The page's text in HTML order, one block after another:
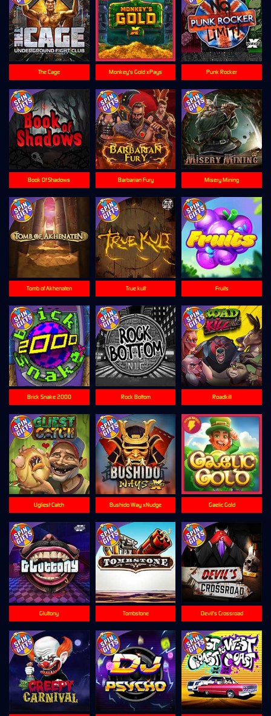
Roadkill
Book Of Shadows
Rock Bottom
The Cage
Brick Snake 2000
Monkey's Gold xPays
Barbarian Fury
Devil's Crossroad
Tomb of Akhenaten
Gluttony
Fruits
Tombstone
Punk Rocker
Gaelic Gold
Misery Mining
True kult
Bushido Way xNudge
Ugliest Catch